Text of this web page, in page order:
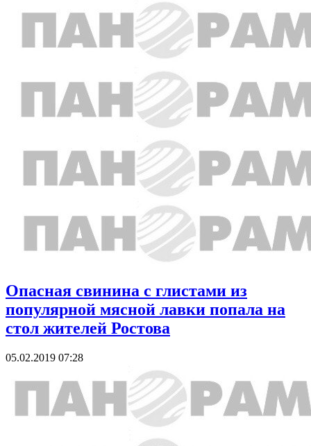
Опасная свинина с глистами из
популярной мясной лавки попала на
стол жителей Ростова
05.02.2019 07:28